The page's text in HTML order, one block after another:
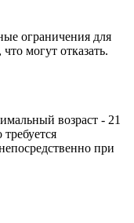
ограничения для
могут отказать.
возраст - 21
при